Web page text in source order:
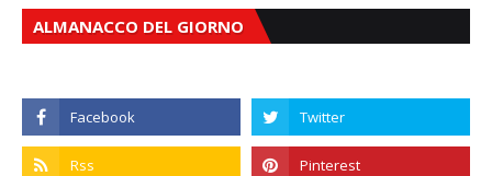
ALMANACCO DEL GIORNO